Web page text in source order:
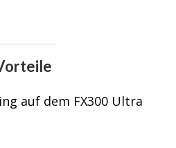
auf dem FX300 Ultra